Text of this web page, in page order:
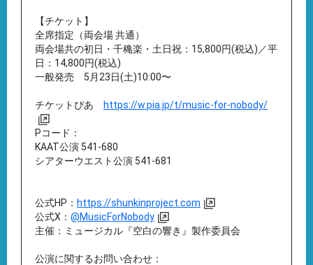
【チケット】
全席指定（両会場 共通）
両会場共の初日・千穐楽・土日祝：15,800円(税込)／平
日：14,800円(税込)
一般発売 5月23日(土)10:00〜
チケットぴあ https://w.pia.jp/t/music-for-nobody/
Pコード：
KAAT公演 541-680
シアターウエスト公演 541-681
公式HP： https://shunkinproject.com
公式X： @MusicForNobody
主催：ミュージカル『空白の響き』製作委員会
公演に関するお問い合わせ：